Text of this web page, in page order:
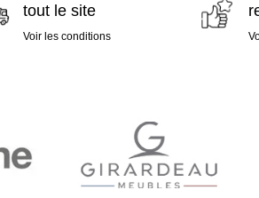
tout le site
Voir les conditions